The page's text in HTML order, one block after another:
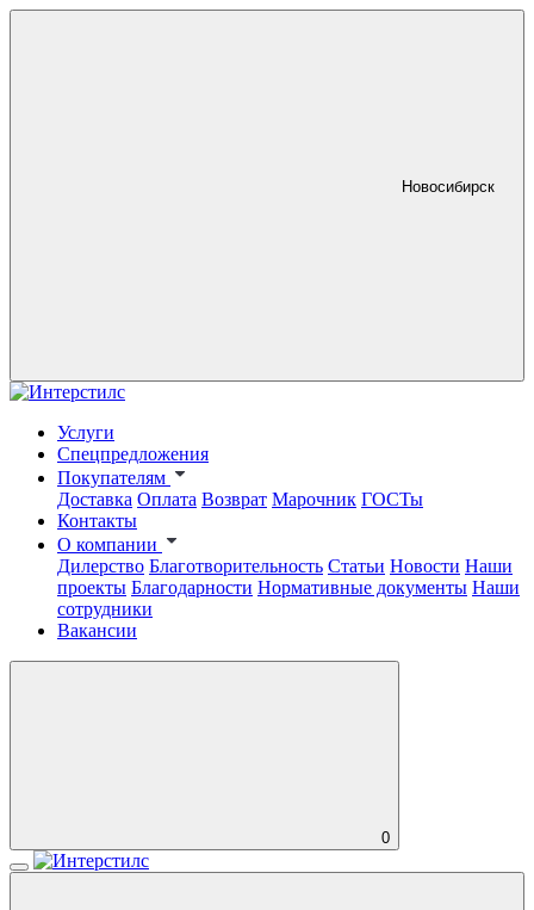
Новосибирск
Услуги
Спецпредложения
Покупателям
Доставка Оплата Возврат Марочник ГОСТы
Контакты
О компании
Дилерство Благотворительность Статьи Новости Наши
проекты Благодарности Нормативные документы Наши
сотрудники
Вакансии
0